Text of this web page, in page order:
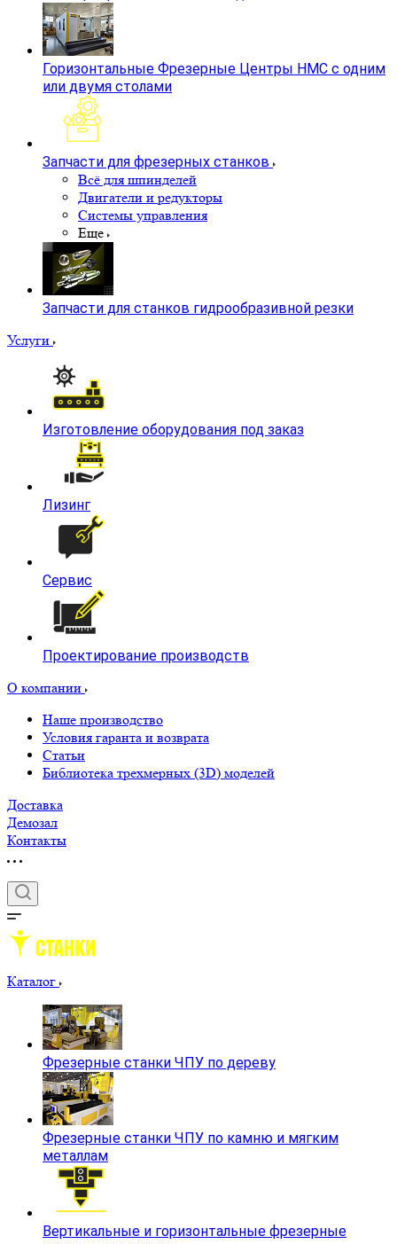
Горизонтальные Фрезерные Центры HMC с одним
или двумя столами
Запчасти для фрезерных станков
Всё для шпинделей
Двигатели и редукторы
Системы управления
Еще
Запчасти для станков гидрообразивной резки
Услуги
Изготовление оборудования под заказ
Лизинг
Сервис
Проектирование производств
О компании
Наше производство
Условия гаранта и возврата
Статьи
Библиотека трехмерных (3D) моделей
Доставка
Демозал
Контакты
Каталог
Фрезерные станки ЧПУ по дереву
Фрезерные станки ЧПУ по камню и мягким
металлам
Вертикальные и горизонтальные фрезерные